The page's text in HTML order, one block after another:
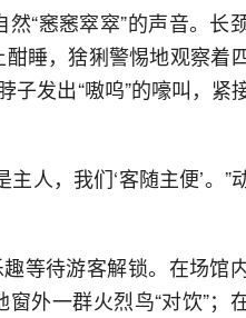
“窸窸窣窣”的声音。长
睡，猞猁警惕地观察着
子发出“嗷呜”的嚎叫，紧
人，我们‘客随主便’。”
等待游客解锁。在场馆
外一群火烈鸟“对饮”；